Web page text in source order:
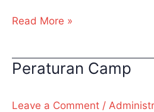
Read More »
Peraturan Camp
Leave a Comment /
Peraturan